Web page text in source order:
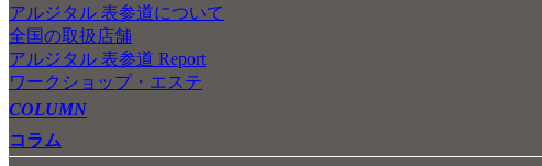
アルジタル 表参道について
全国の取扱店舗
アルジタル 表参道 Report
ワークショップ・エステ
COLUMN
コラム